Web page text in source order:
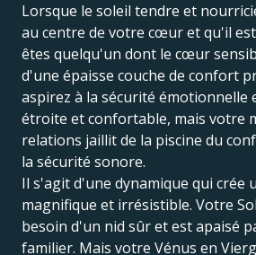
Lorsque le soleil tendre et
au centre de votre cœur et qu'il est
êtes quelqu'un dont le cœur
d'une épaisse couche de confort
aspirez à la sécurité émotionnelle
étroite et confortable, mais votre
relations jaillit de la piscine du
la sécurité sonore.
Il s'agit d'une dynamique qui crée
magnifique et irrésistible. Votre
besoin d'un nid sûr et est apaisé
familier. Mais votre Vénus en